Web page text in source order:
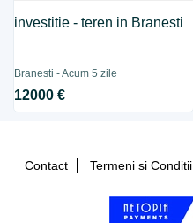
investitie - teren in Branesti
Branesti - Acum 5 zile
12000 €
Contact Termeni si Conditii